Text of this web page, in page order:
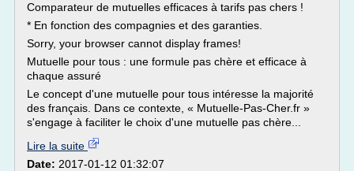
Comparateur de mutuelles efficaces à tarifs pas chers !
* En fonction des compagnies et des garanties.
Sorry, your browser cannot display frames!
Mutuelle pour tous : une formule pas chère et efficace à
chaque assuré
Le concept d'une mutuelle pour tous intéresse la majorité
des français. Dans ce contexte, « Mutuelle-Pas-Cher.fr »
s'engage à faciliter le choix d'une mutuelle pas chère...
Lire la suite
Date: 2017-01-12 01:32:07